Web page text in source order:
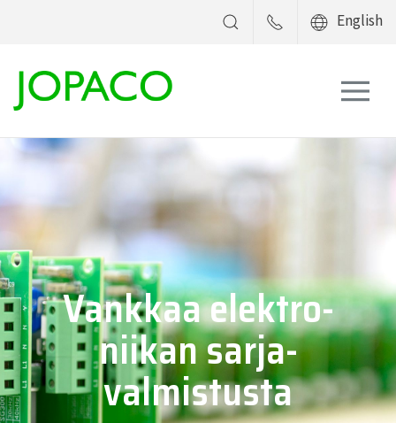
English
Vankkaa elektro­
niikan sarja­
valmistusta